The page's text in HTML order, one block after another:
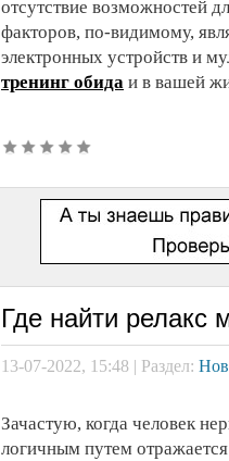
отсутствие возможностей
факторов, по-видимому,
электронных устройств и
тренинг обида и в вашей
Где найти релакс
13-07-2022, 15:48 | Раздел:
Зачастую, когда человек
логичным путем